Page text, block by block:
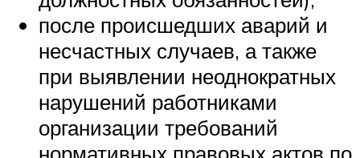
после происшедших аварий и
несчастных случаев, а также
при выявлении неоднократных
нарушений работниками
организации требований